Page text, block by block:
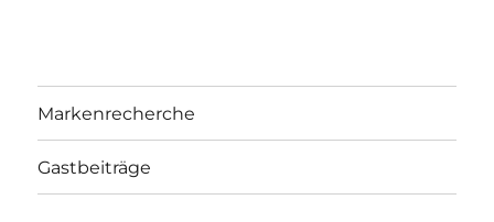
Markenrecherche
Gastbeiträge